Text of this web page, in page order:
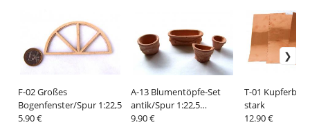
F-02 Großes
Bogenfenster/Spur 1:22,5
5.90 €
A-13 Blumentöpfe-Set
antik/Spur 1:22,5
AUSVERKAUFT
9.90 €
T-01
stark
12.90 €